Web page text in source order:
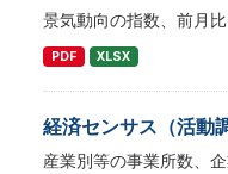
景気動向の指数、前月
PDF XLSX
経済センサス（活動
産業別等の事業所数、